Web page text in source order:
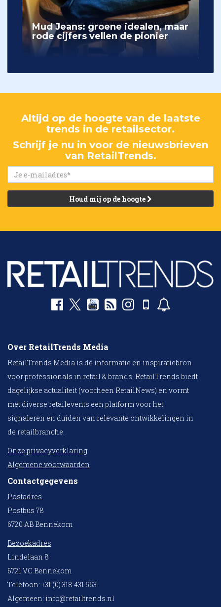
Mud Jeans: groene idealen, maar
rode cijfers vellen de pionier
Altijd op de hoogte van de laatste
trends in de retailsector.
Schrijf je nu in voor de nieuwsbrieven
van RetailTrends.
Houd mij op de hoogte
Over RetailTrends Media
RetailTrends Media is dé informatie en inspiratiebron
voor professionals in retail & brands. RetailTrends biedt
dagelijkse actualiteit (voorheen RetailNews) en vormt
met diverse retailevents een platform voor het
signaleren en duiden van relevante ontwikkelingen in
de retailbranche.
Onze privacyverklaring
Algemene voorwaarden
Contactgegevens
Postadres
Postbus 78
6720 AB Bennekom
Bezoekadres
Lindelaan 8
6721 VC Bennekom
Telefoon: +31 (0) 318 431 553
Algemeen: info@retailtrends.nl